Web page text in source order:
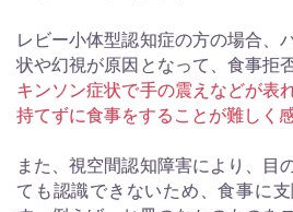
レビー小体型認知症の方の場合、
状や幻視が原因となって、食事拒
キンソン症状で手の震えなどが表
持てずに食事をすることが難しく
また、視空間認知障害により、目
ても認識できないため、食事に